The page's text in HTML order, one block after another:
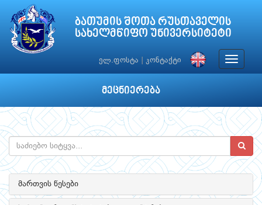
ბათუმის შოთა რუსთაველის
სახელმწიფო უნივერსიტეტი
ელ.ფოსტა კონტაქტი
Toggle
მეცნიერება
მართვის წესები